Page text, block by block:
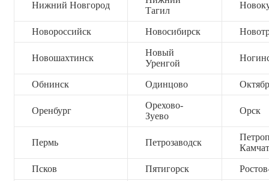
Нижний Новгород
Тагил
Новороссийск Новосибирск
Новошахтинск
Новый
Уренгой
Обнинск Одинцово
Оренбург
Орехово-
Зуево
Орск
Пермь Петрозаводск
Псков Пятигорск